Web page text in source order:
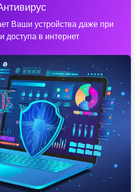
Ваши устройства даже при
доступа в интернет